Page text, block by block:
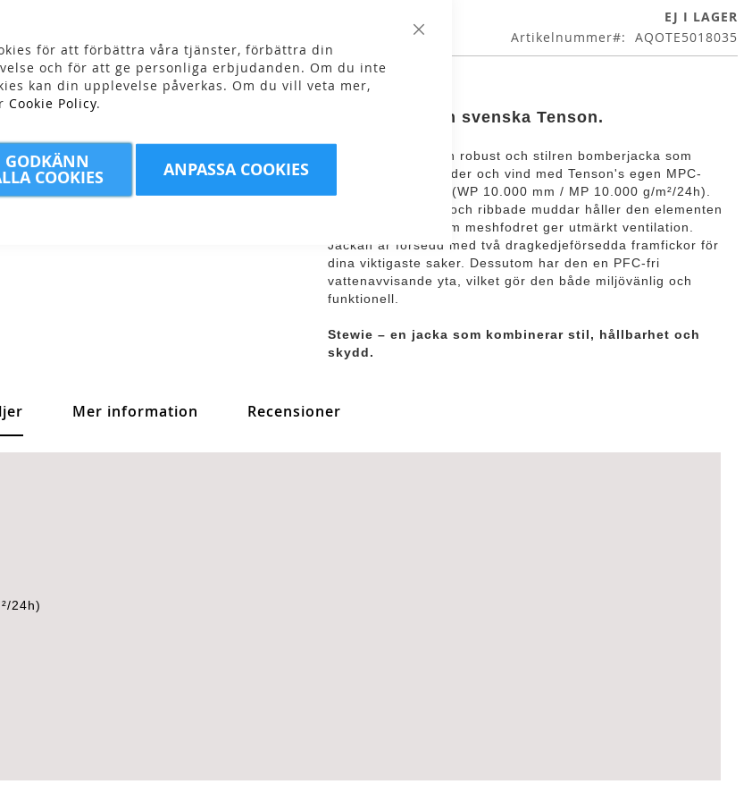
Stäng
för att förbättra våra tjänster, förbättra din
och för att ge personliga erbjudanden. Om du inte
kan din upplevelse påverkas. Om du vill veta mer,
Cookie Policy.
GODKÄNN
COOKIES ANPASSA COOKIES
EJ I LAGER
Artikelnummer
AQOTE5018035
Jacka herr från svenska Tenson.
Stewie Jacket är en robust och stilren bomberjacka som
skyddar dig mot väder och vind med Tenson's egen MPC-
membranteknologi (WP 10.000 mm / MP 10.000 g/m²/24h).
Med en hög krage och ribbade muddar håller den elementen
borta, samtidigt som meshfodret ger utmärkt ventilation.
Jackan är försedd med två dragkedjeförsedda framfickor för
dina viktigaste saker. Dessutom har den en PFC-fri
vattenavvisande yta, vilket gör den både miljövänlig och
funktionell.
Stewie – en jacka som kombinerar stil, hållbarhet och
skydd.
24h)
Mer information Recensioner